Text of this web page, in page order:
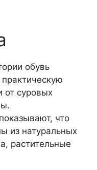
обувь
суровых
что
из натуральных
растительные